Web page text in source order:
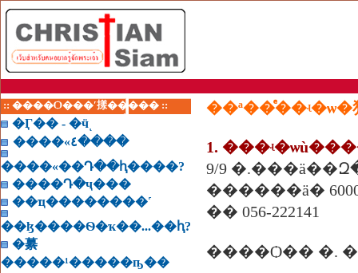
:: ����Ѻ���ʹ㨾����� ::
�Ӷ�� - �ӵͺ
����«٤����
����«��Դ��ԧ����?
����Դ�ҷ���
��ҵ��������˹
��ɮ����Ѳ�ҡ��...��ԧ?
�繤
�����¹�����ҧ��
1.
9/9
������ä�
�� 056-222141